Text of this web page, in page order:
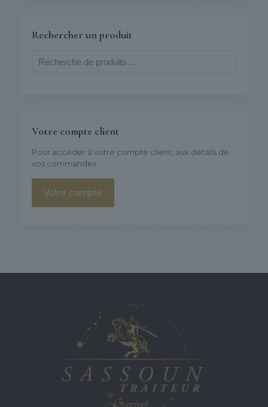
Rechercher un produit
Votre compte client
Pour accéder à votre compte client, aux détails de
vos commandes...
Votre compte